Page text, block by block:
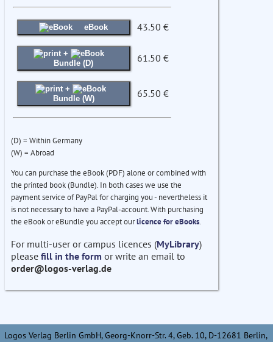
eBook 43.50 €
+
Bundle (D)
61.50 €
+
Bundle (W)
65.50 €
(D) = Within Germany
(W) = Abroad
You can purchase the eBook (PDF) alone or combined with
the printed book (Bundle). In both cases we use the
payment service of PayPal for charging you - nevertheless it
is not necessary to have a PayPal-account. With purchasing
the eBook or eBundle you accept ourlicence for eBooks.
For multi-user or campus licences (MyLibrary)
please fill in the form or write an email to
order@logos-verlag.de
Logos Verlag Berlin GmbH, Georg-Knorr-Str. 4, Geb. 10, D-12681 Berlin,